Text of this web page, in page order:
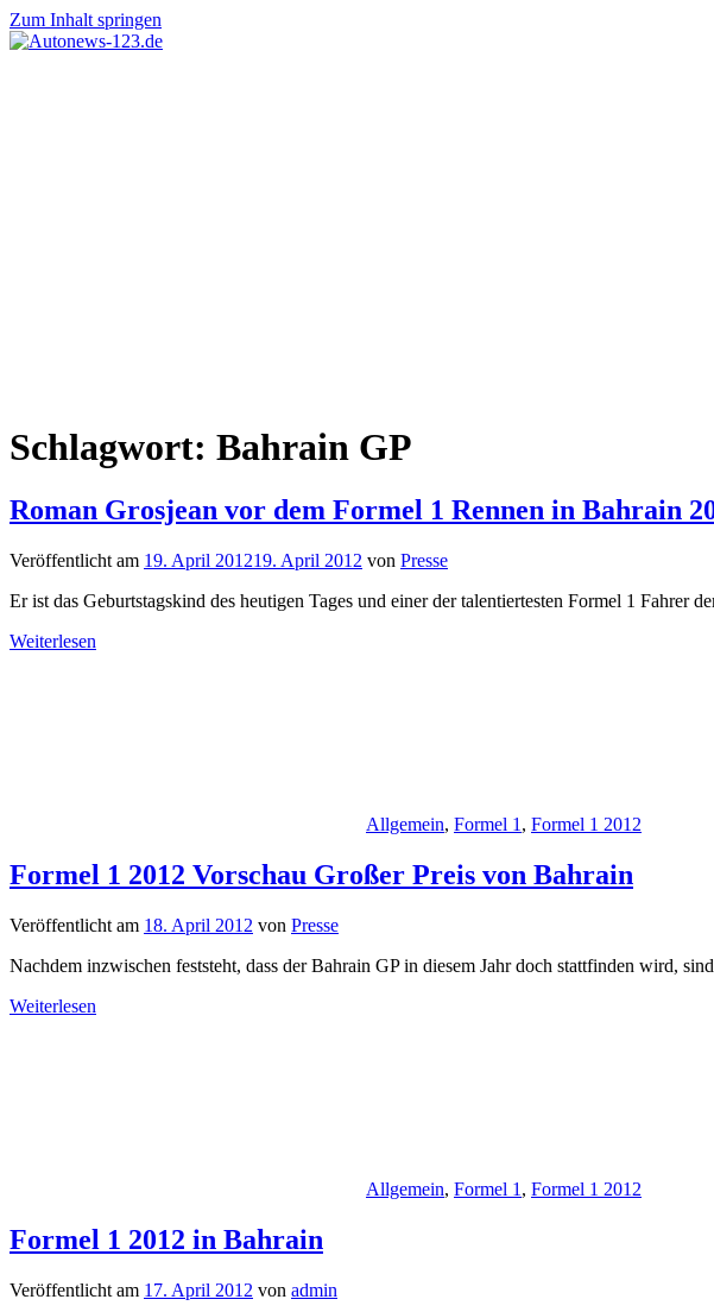
Zum Inhalt springen
Schlagwort: Bahrain GP
Roman Grosjean vor dem Formel 1 Rennen in Bahrain
Veröffentlicht am 19. April 201219. April 2012 von Presse
Er ist das Geburtstagskind des heutigen Tages und einer der talentiertesten Formel 1 Fahrer
Weiterlesen
Allgemein, Formel 1 , Formel 1 2012
Formel 1 2012 Vorschau Großer Preis von Bahrain
Veröffentlicht am 18. April 2012 von Presse
Nachdem inzwischen feststeht, dass der Bahrain GP in diesem Jahr doch stattfinden wird,
Weiterlesen
Allgemein, Formel 1 , Formel 1 2012
Formel 1 2012 in Bahrain
Veröffentlicht am 17. April 2012 von admin